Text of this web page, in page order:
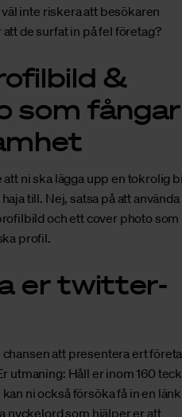
inte riskera att besökaren
de surfat in på fel företag?
&
som fångar
ni ska lägga upp en tokrolig
till. Nej, satsa på att
och ett cover photo som
profil.
er twitter-
att presentera ert
utmaning: Håll er inom 160
ni också försöka få in en
nyckelord som hjälper er att